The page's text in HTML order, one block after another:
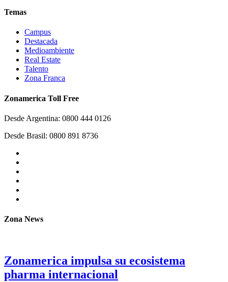
Temas
Campus
Destacada
Medioambiente
Real Estate
Talento
Zona Franca
Zonamerica Toll Free
Desde Argentina: 0800 444 0126
Desde Brasil: 0800 891 8736
Zona News
Zonamerica impulsa su ecosistema
pharma internacional